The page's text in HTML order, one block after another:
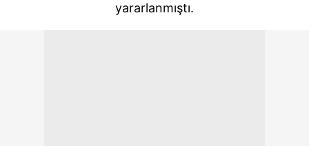
yararlanmıştı.